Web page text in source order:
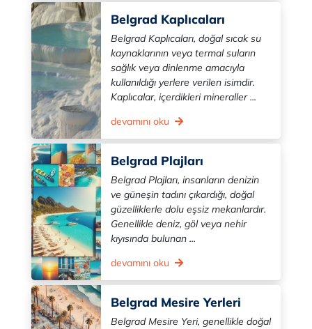
Belgrad Kaplıcaları
Belgrad Kaplıcaları, doğal sıcak su
kaynaklarının veya termal suların
sağlık veya dinlenme amacıyla
kullanıldığı yerlere verilen isimdir.
Kaplıcalar, içerdikleri mineraller ...
devamını oku
Belgrad Plajları
Belgrad Plajları, insanların denizin
ve güneşin tadını çıkardığı, doğal
güzelliklerle dolu eşsiz mekanlardır.
Genellikle deniz, göl veya nehir
kıyısında bulunan ...
devamını oku
Belgrad Mesire Yerleri
Belgrad Mesire Yeri, genellikle doğal